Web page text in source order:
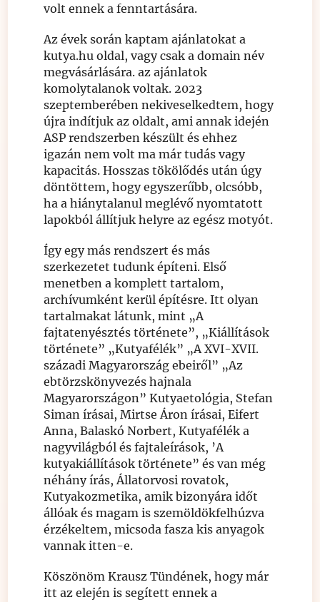
volt ennek a fenntartására.
Az évek során kaptam ajánlatokat a
kutya.hu oldal, vagy csak a domain név
megvásárlására. az ajánlatok
komolytalanok voltak. 2023
szeptemberében nekiveselkedtem, hogy
újra indítjuk az oldalt, ami annak idején
ASP rendszerben készült és ehhez
igazán nem volt ma már tudás vagy
kapacitás. Hosszas tökölődés után úgy
döntöttem, hogy egyszerűbb, olcsóbb,
ha a hiánytalanul meglévő nyomtatott
lapokból állítjuk helyre az egész motyót.
Így egy más rendszert és más
szerkezetet tudunk építeni. Első
menetben a komplett tartalom,
archívumként kerül építésre. Itt olyan
tartalmakat látunk, mint „A
fajtatenyésztés története”, „Kiállítások
története” „Kutyafélék” „A XVI-XVII.
századi Magyarország ebeiről” „Az
ebtörzskönyvezés hajnala
Magyarországon” Kutyaetológia, Stefan
Siman írásai, Mirtse Áron írásai, Eifert
Anna, Balaskó Norbert, Kutyafélék a
nagyvilágból és fajtaleírások, ’A
kutyakiállítások története” és van még
néhány írás, Állatorvosi rovatok,
Kutyakozmetika, amik bizonyára időt
állóak és magam is szemöldökfelhúzva
érzékeltem, micsoda fasza kis anyagok
vannak itten-e.
Köszönöm Krausz Tündének, hogy már
itt az elején is segített ennek a